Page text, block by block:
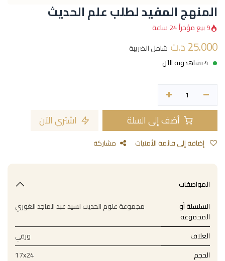
المنهج المفيد لطلب علم الحديث
9 بيع مؤخراً 24 ساعة
25.000د.ت شامل الضريبة
4 يشاهدونه الآن
أضف إلى السلة اشتري الآن
مشاركة
المواصفات
السلسلة أو
المجموعة
مجموعة علوم الحديث لسيد عبد الماجد الغوري
الغلاف
ورقي
الحجم
17x24